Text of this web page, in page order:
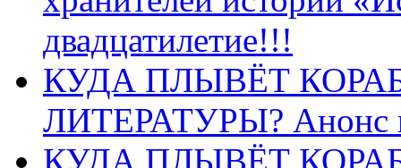
двадцатилетие!!!
КУДА ПЛЫВЁТ
ЛИТЕРАТУРЫ? Анонс
КУДА ПЛЫВЁТ